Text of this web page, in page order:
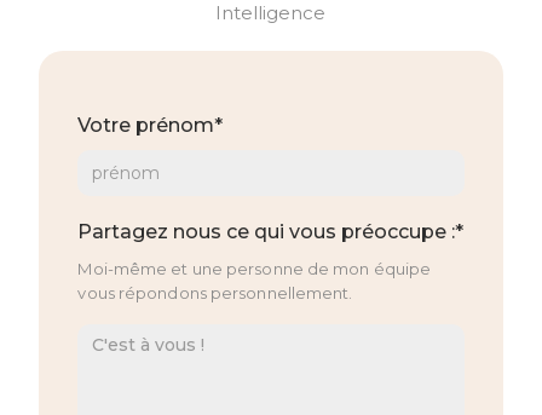
Intelligence
Votre prénom*
Partagez nous ce qui vous préoccupe :*
Moi-même et une personne de mon équipe
vous répondons personnellement.